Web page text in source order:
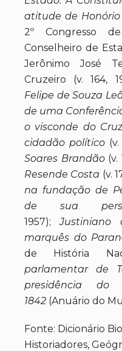
atitude de
2º Congresso
Conselheiro de
Jerônimo José
Cruzeiro (v. 164,
Felipe de Souza
de uma
o visconde do
cidadão político
Soares Brandão(v.
Resende Costa (v.
na fundação de
de sua
1957);Justiniano
marquês do
de História
parlamentar de
presidência
1842 (Anuário do
Fonte: Dicionário
Historiadores,